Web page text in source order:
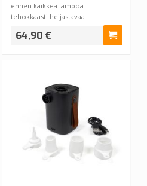
ennen kaikkea lämpöä
tehokkaasti heijastavaa
64,90 €